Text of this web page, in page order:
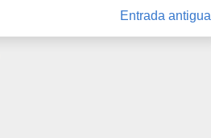
Entrada antigua